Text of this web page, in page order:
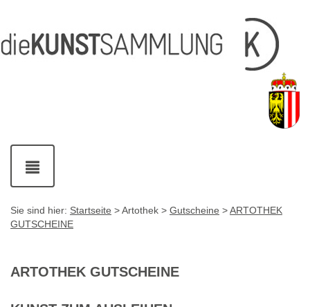
[1]
[2]
Links
[3]
mit
Kontaktdaten
Navigation
ein-
und
Sie sind hier: Startseite > Artothek > Gutscheine >ARTOTHEK
GUTSCHEINE
ARTOTHEK GUTSCHEINE